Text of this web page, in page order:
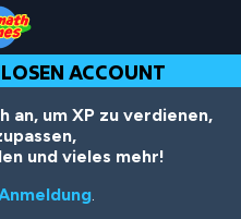
ACCOUNT
an, um XP zu verdienen,
und vieles mehr!
.